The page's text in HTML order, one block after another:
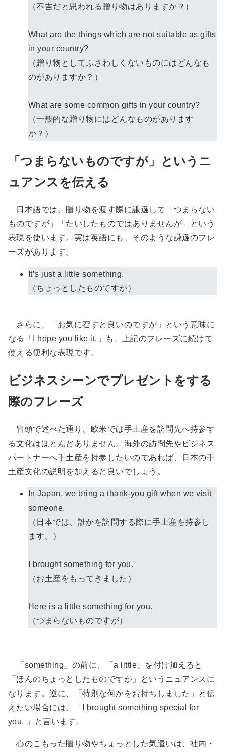
（不吉だと思われる贈り物はありますか？）
What are the things which are not suitable as gifts
in your country?
（贈り物としてふさわしくないものにはどんなも
のがありますか？）
What are some common gifts in your country?
（一般的な贈り物にはどんなものがあります
か？）
「つまらないものですが」というニ
ュアンスを伝える
日本語では、贈り物を渡す際に謙遜して「つまらない
ものですが」「たいしたものではありませんが」という
表現を使います。実は英語にも、そのような謙遜のフレ
ーズがあります。
It’s just a little something.
（ちょっとしたものですが）
さらに、「お気に召すと良いのですが」という意味に
なる「I hope you like it.」も、上記のフレーズに続けて
使える便利な表現です。
ビジネスシーンでプレゼントをする
際のフレーズ
冒頭で述べた通り、欧米では手土産を訪問先へ持参す
る文化はほとんどありません。海外の訪問先やビジネス
パートナーへ手土産を持参したいのであれば、日本の手
土産文化の説明を加えると良いでしょう。
In Japan, we bring a thank-you gift when we visit
someone.
（日本では、誰かを訪問する際に手土産を持参し
ます。）
I brought something for you.
（お土産をもってきました）
Here is a little something for you.
（つまらないものですが）
「something」の前に、「a little」を付け加えると
「ほんのちょっとしたものですが」というニュアンスに
なります。逆に、「特別な何かをお持ちしました」と伝
えたい場合には、「I brought something special for
you. 」と言います。
心のこもった贈り物やちょっとした気遣いは、社内・